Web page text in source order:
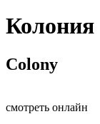
Колония
Colony
смотреть онлайн